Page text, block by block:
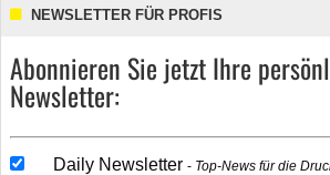
NEWSLETTER FÜR PROFIS
Abonnieren Sie jetzt Ihre
Newsletter:
Daily Newsletter
Top-News für die